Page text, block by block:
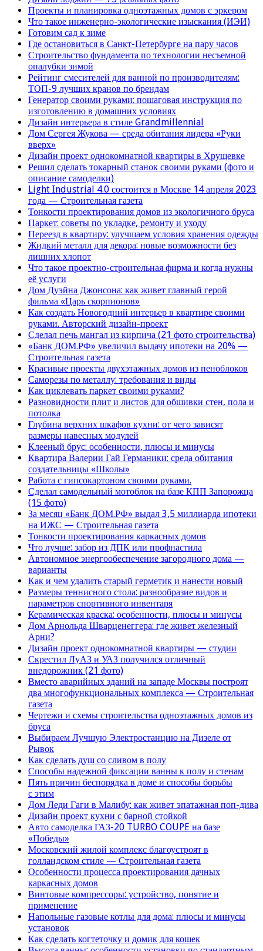
Проекты и планировка одноэтажных домов с эркером
Что такое инженерно-экологические изыскания (ИЭИ)
Готовим сад к зиме
Где остановиться в Санкт-Петербурге на пару часов
Строительство фундамента по технологии несъемной
опалубки зимой
Рейтинг смесителей для ванной по производителям:
ТОП-9 лучших кранов по брендам
Генератор своими руками: пошаговая инструкция по
изготовлению в домашних условиях
Дизайн интерьера в стиле Grandmillennial
Дом Сергея Жукова — среда обитания лидера «Руки
вверх»
Дизайн проект однокомнатной квартиры в Хрущевке
Решил сделать токарный станок своими руками (фото и
описание самоделки)
Light Industrial 4.0 состоится в Москве 14 апреля 2023
года — Строительная газета
Тонкости проектирования домов из экологичного бруса
Паркет: советы по укладке, ремонту и уходу
Переезд в квартиру: улучшаем условия хранения одежды
Жидкий металл для декора: новые возможности без
лишних хлопот
Что такое проектно-строительная фирма и когда нужны
её услуги
Дом Дуэйна Джонсона: как живет главный герой
фильма «Царь скорпионов»
Как создать Новогодний интерьер в квартире своими
руками. Авторский дизайн-проект
Сделал печь мангал из кирпича (21 фото строительства)
«Банк ДОМ.РФ» увеличил выдачу ипотеки на 20% —
Строительная газета
Красивые проекты двухэтажных домов из пеноблоков
Саморезы по металлу: требования и виды
Как циклевать паркет своими руками?
Разновидности плит и листов для обшивки стен, пола и
потолка
Глубина верхних шкафов кухни: от чего зависят
размеры навесных модулей
Клееный брус: особенности, плюсы и минусы
Квартира Валерии Гай Германики: среда обитания
создательницы «Школы»
Работа с гипсокартоном своими руками.
Сделал самодельный мотоблок на базе КПП Запорожца
(15 фото)
За месяц «Банк ДОМ.РФ» выдал 3,5 миллиарда ипотеки
на ИЖС — Строительная газета
Тонкости проектирования каркасных домов
Что лучше: забор из ДПК или профнастила
Автономное энергообеспечение загородного дома —
варианты
Как и чем удалить старый герметик и нанести новый
Размеры теннисного стола: разнообразие видов и
параметров спортивного инвентаря
Керамическая краска: особенности, плюсы и минусы
Дом Арнольда Шварценеггера: где живет железный
Арни?
Дизайн проект однокомнатной квартиры — студии
Скрестил ЛуАЗ и УАЗ получился отличный
внедорожник (21 фото)
Вместо аварийных зданий на западе Москвы построят
два многофункциональных комплекса — Строительная
газета
Чертежи и схемы строительства одноэтажных домов из
бруса
Выбираем Лучшую Электростанцию на Дизеле от
Рывок
Как сделать душ со сливом в полу
Способы надежной фиксации ванны к полу и стенам
Пять причин беспорядка в доме и способы борьбы
с этим
Дом Леди Гаги в Малибу: как живет эпатажная поп-дива
Дизайн проект кухни с барной стойкой
Авто самоделка ГАЗ-20 TURBO COUPE на базе
«Победы»
Московский жилой комплекс благоустроят в
голландском стиле — Строительная газета
Особенности процесса проектирования дачных
каркасных домов
Винтовые компрессоры: устройство, понятие и
применение
Напольные газовые котлы для дома: плюсы и минусы
установок
Как сделать когтеточку и домик для кошек